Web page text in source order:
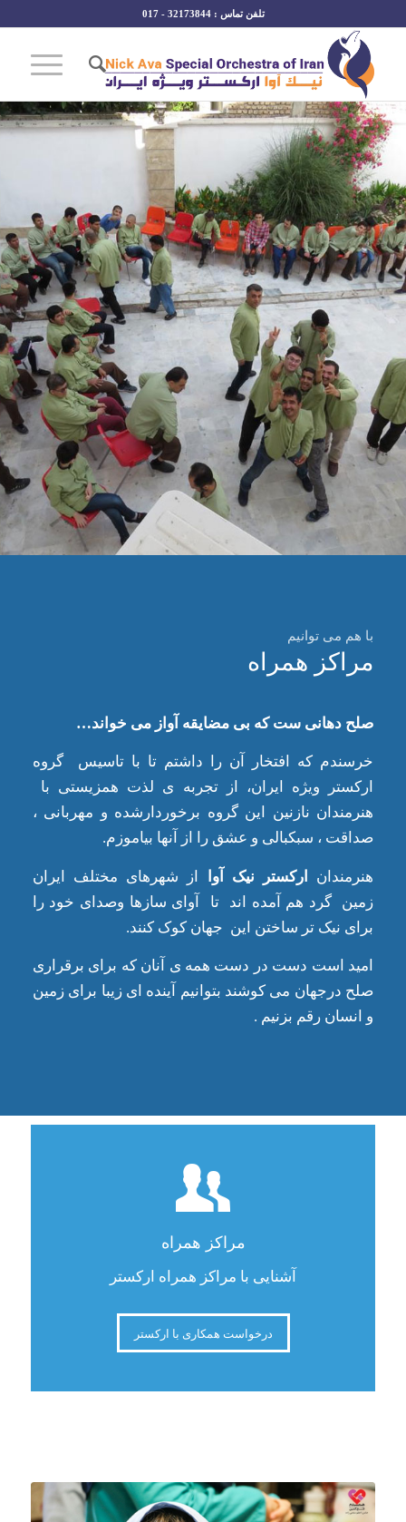
تلفن تماس : 32173844 - 017
با هم می توانیم
مراکز همراه
صلح دهانی ست که بی مضایقه آواز می خواند…
خرسندم که افتخار آن را داشتم تا با تاسیس گروه
ارکستر ویژه ایران، از تجربه ی لذت همزیستی با
هنرمندان نازنین این گروه برخوردارشده و مهربانی ،
صداقت ، سبکبالی و عشق را از آنها بیاموزم.
هنرمندان ارکستر نیک آوا
از شهرهای مختلف ایران
زمین گرد هم آمده اند تا آوای سازها وصدای خود را
برای نیک تر ساختن این جهان کوک کنند.
امید است دست در دست همه ی آنان که برای برقراری
صلح درجهان می کوشند بتوانیم آینده ای زیبا برای زمین
و انسان رقم بزنیم .
مراکز همراه
آشنایی با مراکز همراه ارکستر
درخواست همکاری با ارکستر